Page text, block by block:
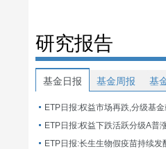
研究报告
基金日报 基金周报 基
ETP日报:权益市场再跌,分级基
ETP日报:长生生物假疫苗持续发